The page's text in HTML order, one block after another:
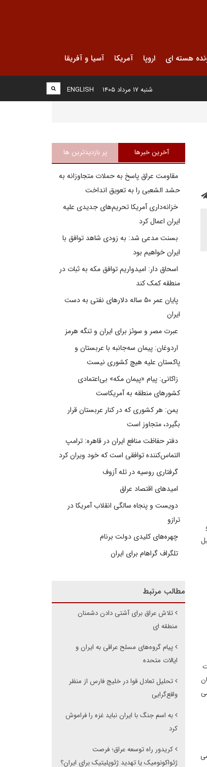
هسته ای اروپا آمریکا آسیا و آفریقا
ENGLISH شنبه ۱۷ مرداد ۱۴۰۵
آخرین خبرها پر بازدیدترین ها
مقاومت عراق پاسخ به حملات متجاوزانه به
حشد الشعبی را به تعویق انداخت
خزانه‌داری آمریکا تحریم‌های جدیدی علیه
ایران اعمال کرد
بسنت مدعی شد: به زودی شاهد توافق با
ایران خواهیم بود
اسحاق دار: امیدواریم توافق مکه به ثبات در
منطقه کمک کند
پایان عمر ۵۰ ساله دلارهای نفتی به دست
ایران
عبرت مصر و سوئز برای ایران و تنگه هرمز
اردوغان: پیمان سه‌جانبه با عربستان و
پاکستان علیه هیچ کشوری نیست
زاکانی: پیام «پیمان مکه» بی‌اعتمادی
کشورهای منطقه به آمریکاست
یمن: هر کشوری که در کنار عربستان قرار
بگیرد، متجاوز است
دفتر حفاظت منافع ایران در قاهره: ترامپ
التماس‌کننده توافقی است که خود ویران کرد
گرفتاری روسیه در تله آزوف
امیدهای اقتصاد عراق
دویست و پنجاه سالگی انقلاب آمریکا در
ترازو
چهره‌های کلیدی دولت برنام
تلگراف گراهام برای ایران
مطالب مرتبط
تلاش عراق برای آشتی دادن دشمنان
منطقه ای
پیام گروه‌های مسلح عراقی به ایران و
ایالات متحده
تحلیل تعادل قوا در خلیج فارس از منظر
واقع‌گرایی
به اسم جنگ با ایران نباید غزه را فراموش
کرد
کریدور راه توسعه عراق؛ فرصت
ژئواکونومیک یا تهدید ژئوپلیتیک برای ایران؟